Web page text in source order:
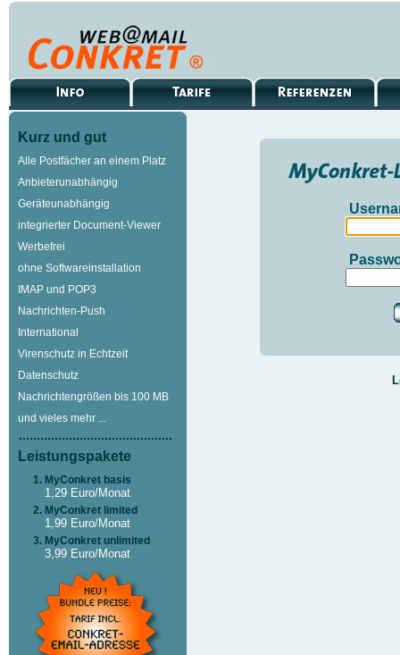
Kurz und gut
Alle Postfächer an einem Platz
Anbieterunabhängig
Geräteunabhängig
integrierter Document-Viewer
Werbefrei
ohne Softwareinstallation
IMAP und POP3
Nachrichten-Push
International
Virenschutz in Echtzeit
Datenschutz
Nachrichtengrößen bis 100 MB
und vieles mehr ...
Leistungspakete
MyConkret basis
1,29 Euro/Monat
MyConkret limited
1,99 Euro/Monat
MyConkret unlimited
3,99 Euro/Monat